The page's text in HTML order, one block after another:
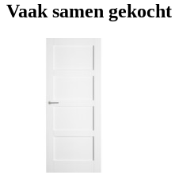
Vaak samen gekocht